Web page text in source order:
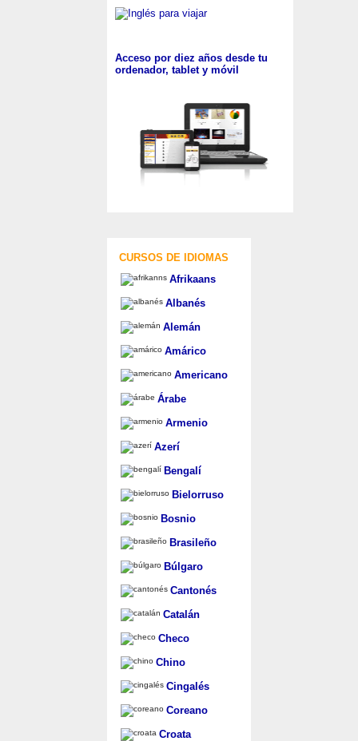
Acceso por diez años desde tu
ordenador, tablet y móvil
CURSOS DE IDIOMAS
Afrikaans
Albanés
Alemán
Amárico
Americano
Árabe
Armenio
Azerí
Bengalí
Bielorruso
Bosnio
Brasileño
Búlgaro
Cantonés
Catalán
Checo
Chino
Cingalés
Coreano
Croata